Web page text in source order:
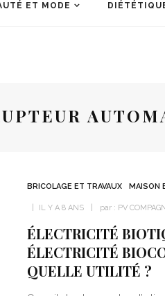
ET MODE
BRICOLAGE ET TRAVAUX MAISON
IL Y A 8 ANS par : PV
ÉLECTRICITÉ
ÉLECTRICITÉ
QUELLE UTILITÉ ?